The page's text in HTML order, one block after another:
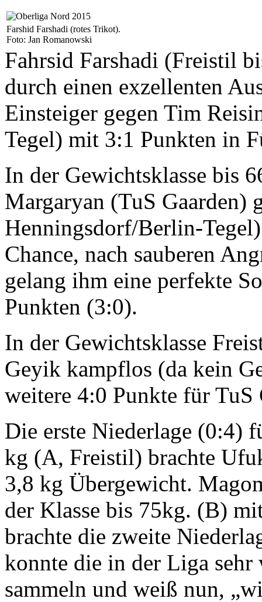
Farshid Farshadi (rotes Trikot).
Foto: Jan Romanowski
Fahrsid Farshadi (Freistil
durch einen exzellenten
Einsteiger gegen Tim
Tegel) mit 3:1 Punkten in
In der Gewichtsklasse bis
Margaryan (TuS Gaarden)
Henningsdorf/Berlin-
Chance, nach sauberen
gelang ihm eine perfekte
Punkten (3:0).
In der Gewichtsklasse
Geyik kampflos (da kein
weitere 4:0 Punkte für TuS
Die erste Niederlage (0:4)
kg (A, Freistil) brachte
3,8 kg Übergewicht.
der Klasse bis 75kg. (B)
brachte die zweite
konnte die in der Liga
sammeln und weiß nun,